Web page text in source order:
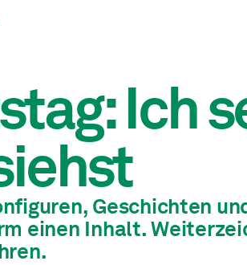
Ich
Geschichten
einen Inhalt.